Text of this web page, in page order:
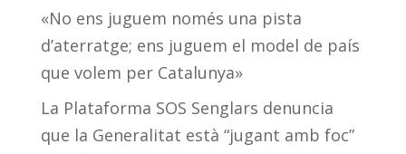
«No ens juguem només una pista
d’aterratge; ens juguem el model de país
que volem per Catalunya»
La Plataforma SOS Senglars denuncia
que la Generalitat està “jugant amb foc”